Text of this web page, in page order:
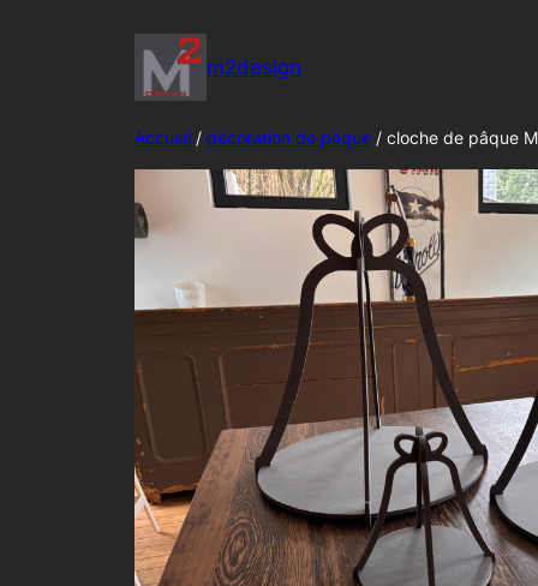
m2design
Accueil / décoration de pâque / cloche de pâque M